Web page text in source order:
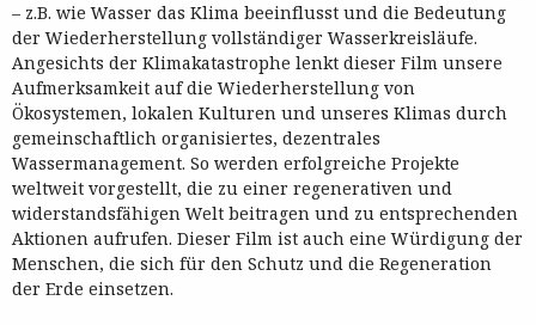
– z.B. wie Wasser das Klima beeinflusst und die Bedeutung
der Wiederherstellung vollständiger Wasserkreisläufe.
Angesichts der Klimakatastrophe lenkt dieser Film unsere
Aufmerksamkeit auf die Wiederherstellung von
Ökosystemen, lokalen Kulturen und unseres Klimas durch
gemeinschaftlich organisiertes, dezentrales
Wassermanagement. So werden erfolgreiche Projekte
weltweit vorgestellt, die zu einer regenerativen und
widerstandsfähigen Welt beitragen und zu entsprechenden
Aktionen aufrufen. Dieser Film ist auch eine Würdigung der
Menschen, die sich für den Schutz und die Regeneration
der Erde einsetzen.